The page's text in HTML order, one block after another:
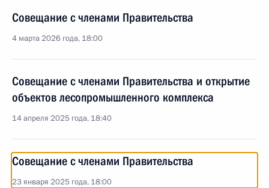
Совещание с членами Правительства
4 марта 2026 года, 18:00
Совещание с членами Правительства и открытие
объектов лесопромышленного комплекса
14 апреля 2025 года, 18:40
Совещание с членами Правительства
23 января 2025 года, 18:00